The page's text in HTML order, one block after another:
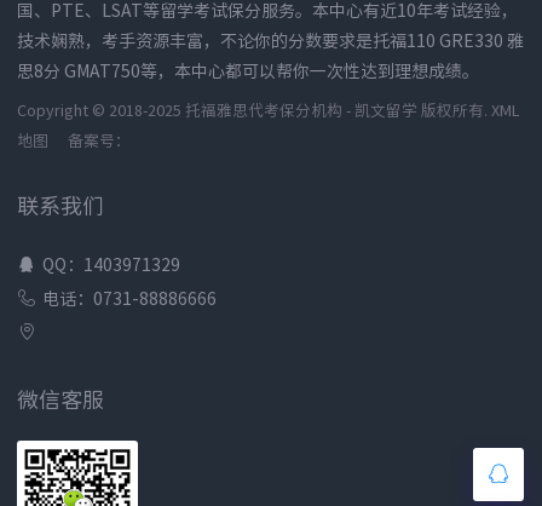
国、PTE、LSAT等留学考试保分服务。本中心有近10年考试经验，
技术娴熟，考手资源丰富，不论你的分数要求是托福110 GRE330 雅
思8分 GMAT750等，本中心都可以帮你一次性达到理想成绩。
Copyright © 2018-2025 托福雅思代考保分机构 - 凯文留学 版权所有. XML
地图
备案号：
联系我们
QQ：1403971329
电话：0731-88886666
微信客服